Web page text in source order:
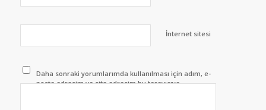
İnternet sitesi
Daha sonraki yorumlarımda kullanılması için adım, e-
posta adresim ve site adresim bu tarayıcıya